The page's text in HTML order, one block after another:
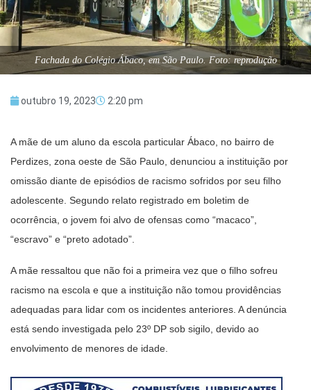
Fachada do Colégio Ábaco, em São Paulo. Foto: reprodução
outubro 19, 2023 2:20 pm
A mãe de um aluno da escola particular Ábaco, no bairro de
Perdizes, zona oeste de São Paulo, denunciou a instituição por
omissão diante de episódios de racismo sofridos por seu filho
adolescente. Segundo relato registrado em boletim de
ocorrência, o jovem foi alvo de ofensas como “macaco”,
“escravo” e “preto adotado”.
A mãe ressaltou que não foi a primeira vez que o filho sofreu
racismo na escola e que a instituição não tomou providências
adequadas para lidar com os incidentes anteriores. A denúncia
está sendo investigada pelo 23º DP sob sigilo, devido ao
envolvimento de menores de idade.